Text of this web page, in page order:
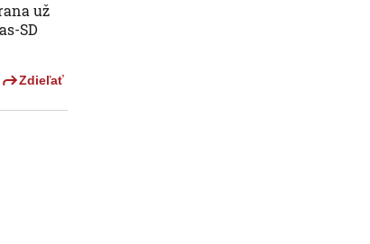
už
SD
Zdieľať